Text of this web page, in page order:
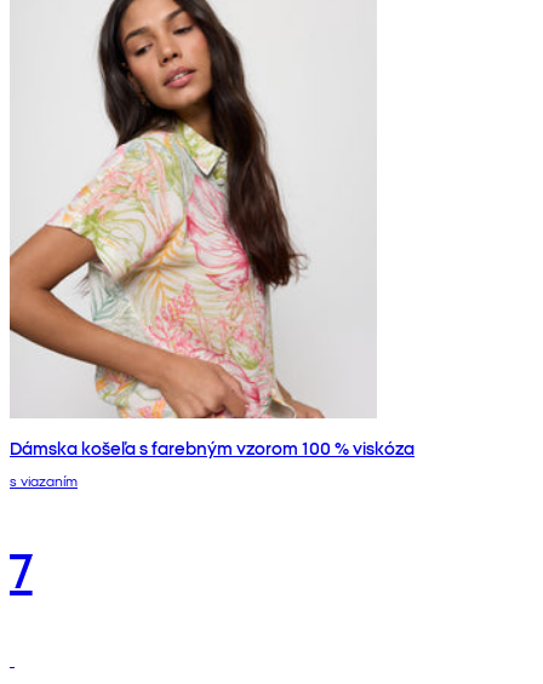
Dámska košeľa s farebným vzorom 100 % viskóza
s viazaním
7